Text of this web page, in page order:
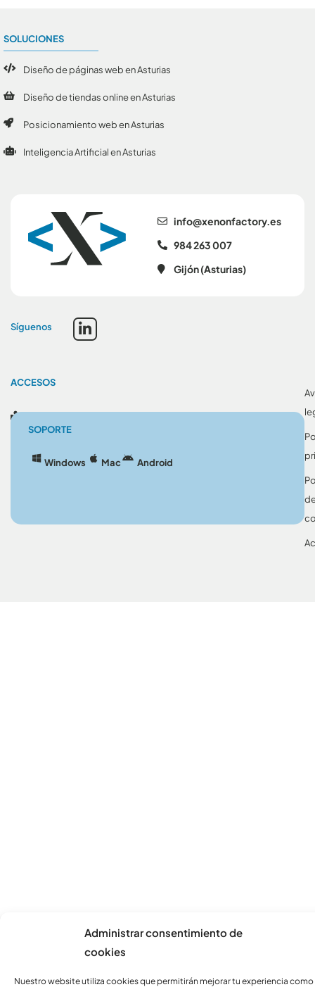
Administrar consentimiento de
cookies
Nuestro website utiliza cookies que permitirán mejorar tu experiencia como
se.yrotcafnonex@ofni
984 263 007
Gijón (Asturias)
Síguenos
SOLUCIONES
Diseño de páginas web en Asturias
Diseño de tiendas online en Asturias
Posicionamiento web en Asturias
Inteligencia Artificial en Asturias
ACCESOS
SOPORTE
Windows Mac Android